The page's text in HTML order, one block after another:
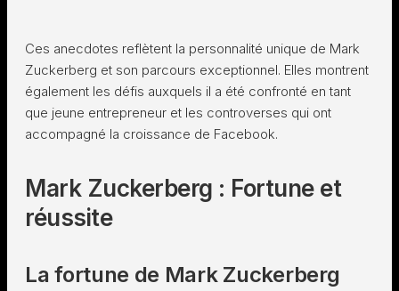
Ces anecdotes reflètent la personnalité unique de Mark
Zuckerberg et son parcours exceptionnel. Elles montrent
également les défis auxquels il a été confronté en tant
que jeune entrepreneur et les controverses qui ont
accompagné la croissance de Facebook.
Mark Zuckerberg : Fortune et
réussite
La fortune de Mark Zuckerberg